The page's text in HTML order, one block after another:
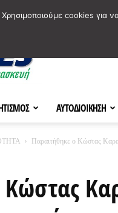
ΑΥΤΟΔΙΟΙΚΗΣΗ
Παραιτήθηκε ο Κώστας
cookies